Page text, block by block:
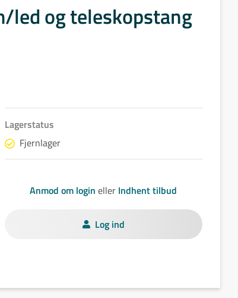
led og teleskopstang
Lagerstatus
Fjernlager
Anmod om login eller Indhent tilbud
Log ind